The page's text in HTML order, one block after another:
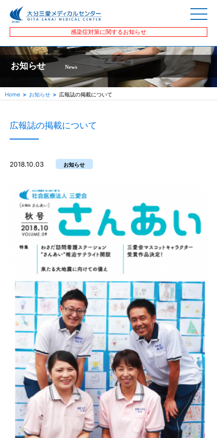
感染症対策に関するお知らせ
お知らせ News
Home お知らせ 広報誌の掲載について
広報誌の掲載について
2018.10.03 お知らせ